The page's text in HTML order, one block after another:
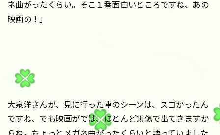
ネ曲がったくらい。そこ１番面白いところですね、あの
映画の！」
大泉洋さんが、見に行った車のシーンは、スゴかったん
ですね、でも映画がでは、ほとんど無傷で出てきますか
らね。ちょっとメガネ曲がったくらいと語っていました